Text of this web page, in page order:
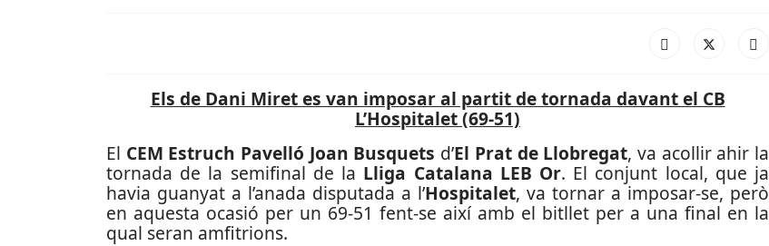
Els de Dani Miret es van imposar al partit de tornada davant el CB
L’Hospitalet (69-51)
El CEM Estruch Pavelló Joan Busquets d’El Prat de Llobregat, va acollir ahir la
tornada de la semifinal de la Lliga Catalana LEB Or. El conjunt local, que ja
havia guanyat a l’anada disputada a l’Hospitalet, va tornar a imposar-se, però
en aquesta ocasió per un 69-51 fent-se així amb el bitllet per a una final en la
qual seran amfitrions.